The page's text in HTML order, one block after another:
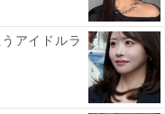
アイドルラ